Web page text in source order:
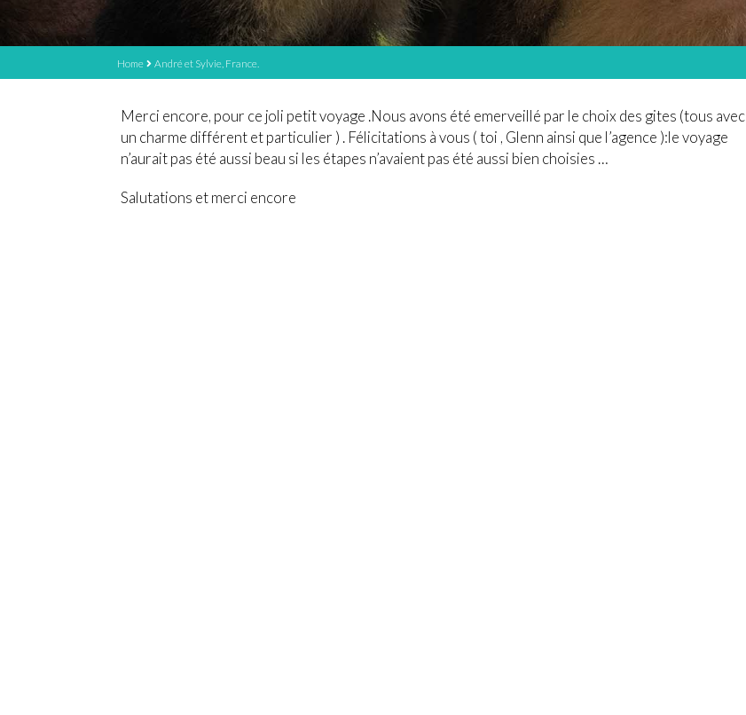
Home André et Sylvie, France.
Merci encore, pour ce joli petit voyage .Nous avons été emerveillé par le choix des gites (tous avec
un charme différent et particulier ) . Félicitations à vous ( toi , Glenn ainsi que l’agence ):le voyage
n’aurait pas été aussi beau si les étapes n’avaient pas été aussi bien choisies …
Salutations et merci encore